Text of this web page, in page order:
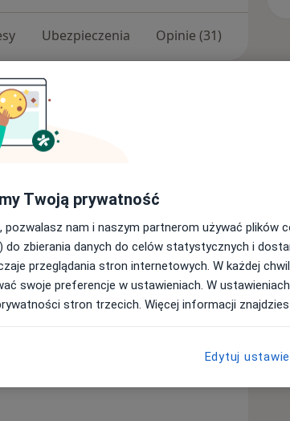
Ubezpieczenia Opinie (31)
i dzieci; początkowo w Szpitalu
w Warszawie, a obecnie w
Warszawie).
obce ich problemy zdrowotne,
chorób uszu, gardła, krtani, nosa i
zabiegowym i operacyjnym.
jest wykorzystanie endoskopii i
onkologicznych w leczeniu
Twoją prywatność
pozwalasz nam i naszym partnerom używać plików
do zbierania danych do celów statystycznych i
przeglądania stron internetowych. W każdej
swoje preferencje w ustawieniach. W
stron trzecich. Więcej informacji
Edytuj